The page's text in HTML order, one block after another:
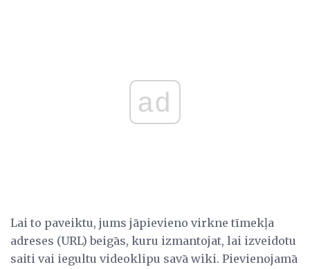
ad
Lai to paveiktu, jums jāpievieno virkne tīmekļa
adreses (URL) beigās, kuru izmantojat, lai izveidotu
saiti vai iegultu videoklipu savā wiki. Pievienojamā